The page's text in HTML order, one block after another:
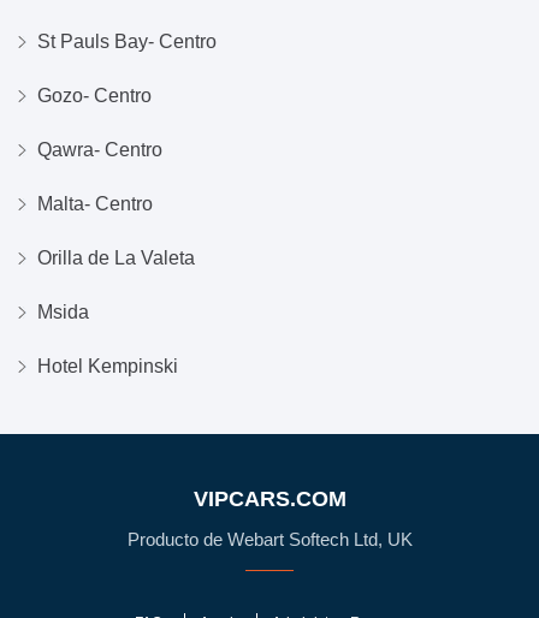
St Pauls Bay- Centro
Gozo- Centro
Qawra- Centro
Malta- Centro
Orilla de La Valeta
Msida
Hotel Kempinski
VIPCARS.COM
Producto de Webart Softech Ltd, UK